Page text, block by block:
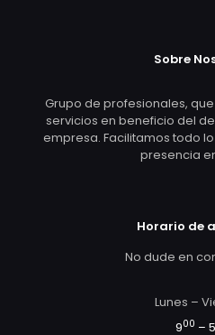
Sobre
Grupo de profesionales,
servicios en beneficio del
empresa. Facilitamos todo
presencia
Horario de
No dude en
Lunes –
900 – 5